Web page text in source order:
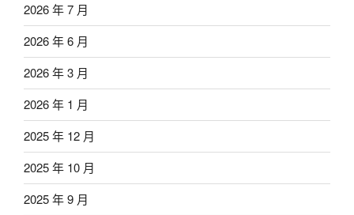
2026 年 7 月
2026 年 6 月
2026 年 3 月
2026 年 1 月
2025 年 12 月
2025 年 10 月
2025 年 9 月